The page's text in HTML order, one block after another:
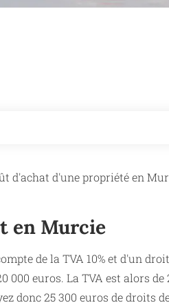
d'achat d'une propriété en
en Murcie
de la TVA 10% et d'un
euros. La TVA est alors de
donc 25 300 euros de droits